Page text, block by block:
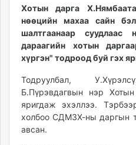
today.mn
zuv.mn
mminfo.mn
ugluu.mn
unen.mn
asu.mn
shudarga.mn
shuurhai.mn
Хотын дарга
нөөцийн махаа сайн
шалтгаанаар суудлаас
дараагийн хотын
хүргэн" тодроод буй гэх
Тодруулбал,
Б.Пүрэвдагвын нэр
яригдаж эхэллээ.
холбоо СДМЗХ-ны даргын
авсан.